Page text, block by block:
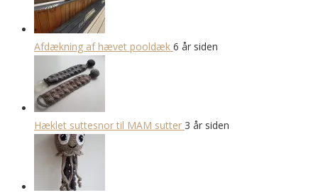
Afdækning af hævet pooldæk 6 år siden
Hæklet suttesnor til MAM sutter 3 år siden